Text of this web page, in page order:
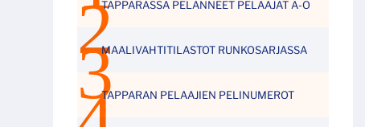
TAPPARASSA PELANNEET PELAAJAT A-Ö
MAALIVAHTITILASTOT RUNKOSARJASSA
TAPPARAN PELAAJIEN PELINUMEROT